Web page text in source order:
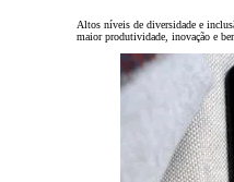
Altos níveis de diversidade e
maior produtividade, inovação e